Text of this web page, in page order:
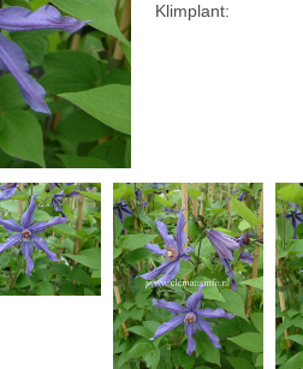
Klimplant: